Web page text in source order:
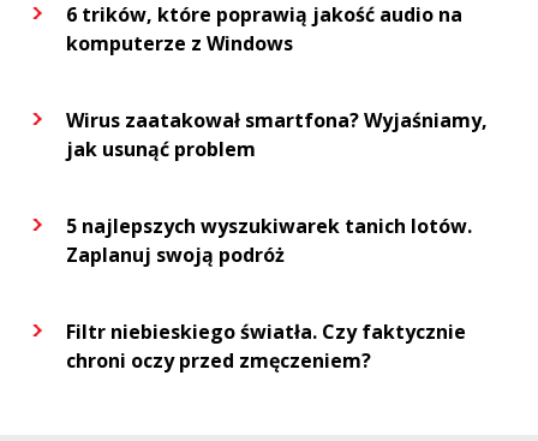
6 trików, które poprawią jakość audio na
komputerze z Windows
Wirus zaatakował smartfona? Wyjaśniamy,
jak usunąć problem
5 najlepszych wyszukiwarek tanich lotów.
Zaplanuj swoją podróż
Filtr niebieskiego światła. Czy faktycznie
chroni oczy przed zmęczeniem?